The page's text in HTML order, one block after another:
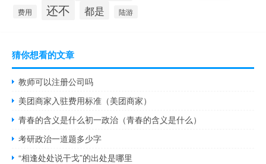
费用 还不 都是 陆游
猜你想看的文章
教师可以注册公司吗
美团商家入驻费用标准（美团商家）
青春的含义是什么初一政治（青春的含义是什么）
考研政治一道题多少字
“相逢处处说干戈”的出处是哪里